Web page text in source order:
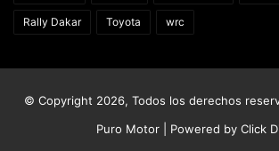
Rally Dakar Toyota wrc
© Copyright 2026, Todos los derechos
Puro Motor | Powered by Click